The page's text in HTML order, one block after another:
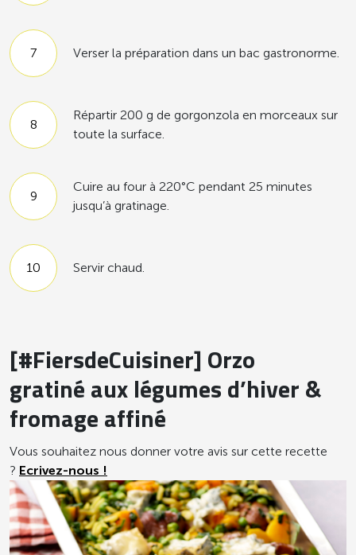
Verser la préparation dans un bac gastronorme.
Répartir 200 g de gorgonzola en morceaux sur
toute la surface.
Cuire au four à 220°C pendant 25 minutes
jusqu’à gratinage.
Servir chaud.
[#FiersdeCuisiner] Orzo
gratiné aux légumes d’hiver &
fromage affiné
Vous souhaitez nous donner votre avis sur cette recette
? Ecrivez-nous !